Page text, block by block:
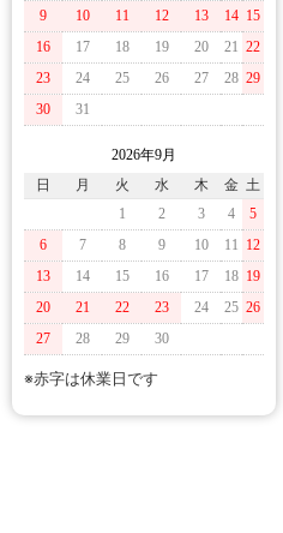
9
10 11 12 13 14 15
16
17 18 19 20 21 22
23
24 25 26 27 28 29
30
31
2026年9月
日
月 火 水 木 金 土
1
2 3 4
5
6
7 8 9 10 11 12
13
14 15 16 17 18 19
20
21 22 23 24 25 26
27
28 29 30
※赤字は休業日です